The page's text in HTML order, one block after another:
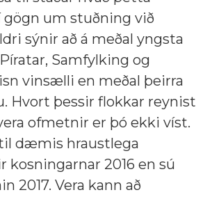
gögn um stuðning við
sýnir að á meðal yngsta
Samfylking og
vinsælli en meðal þeirra
Hvort þessir flokkar reynist
ofmetnir er þó ekki víst.
dæmis hraustlega
2016 en sú
2017. Vera kann að